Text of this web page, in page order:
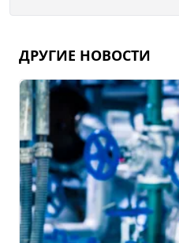
ДРУГИЕ НОВОСТИ